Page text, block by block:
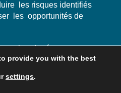
les risques identifiés
les opportunités de
du réseau
relais à l’international
provide you with the best
settings.